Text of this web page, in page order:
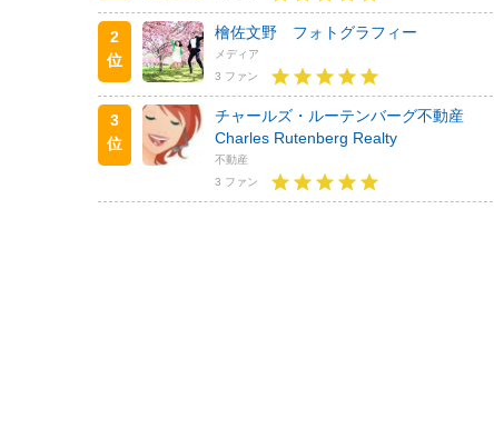
2
位
檜佐文野 フォトグラフィー
メディア
3 ファン
3
位
チャールズ・ルーテンバーグ不動産
Charles Rutenberg Realty
不動産
3 ファン